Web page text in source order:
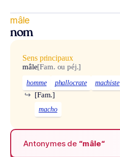
mâle
nom
Sens principaux
mâle[Fam. ou péj.]
homme phallocrate machiste
[Fam.]
↪
macho
Antonymes de “mâle“